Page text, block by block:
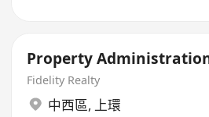
Property
Fidelity Realty
中西區, 上環